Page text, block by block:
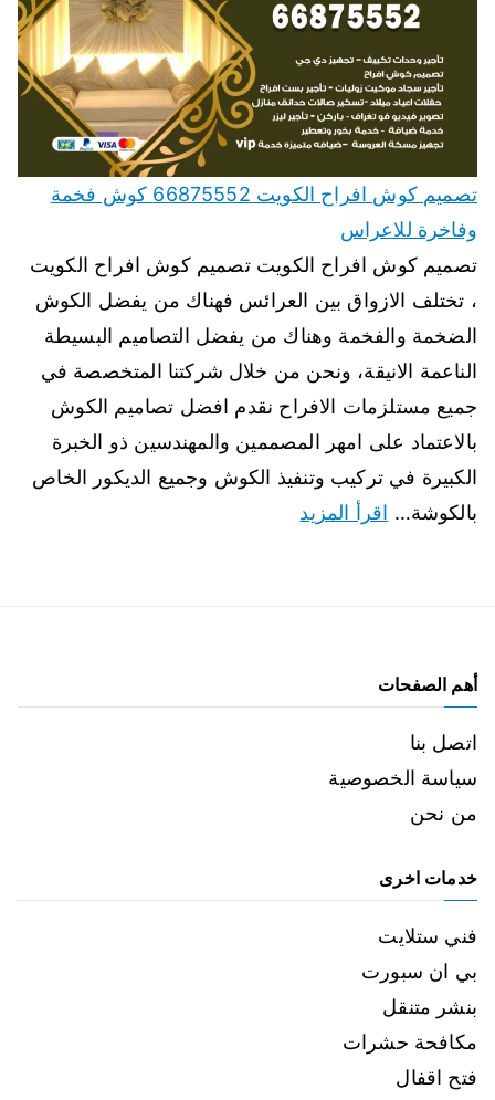
تصميم كوش افراح الكويت 66875552 كوش فخمة
وفاخرة للاعراس
تصميم كوش افراح الكويت تصميم كوش افراح الكويت
، تختلف الازواق بين العرائس فهناك من يفضل الكوش
الضخمة والفخمة وهناك من يفضل التصاميم البسيطة
الناعمة الانيقة، ونحن من خلال شركتنا المتخصصة في
جميع مستلزمات الافراح نقدم افضل تصاميم الكوش
بالاعتماد على امهر المصممين والمهندسين ذو الخبرة
الكبيرة في تركيب وتنفيذ الكوش وجميع الديكور الخاص
بالكوشة… اقرأ المزيد
أهم الصفحات
اتصل بنا
سياسة الخصوصية
من نحن
خدمات اخرى
فني ستلايت
بي ان سبورت
بنشر متنقل
مكافحة حشرات
فتح اقفال